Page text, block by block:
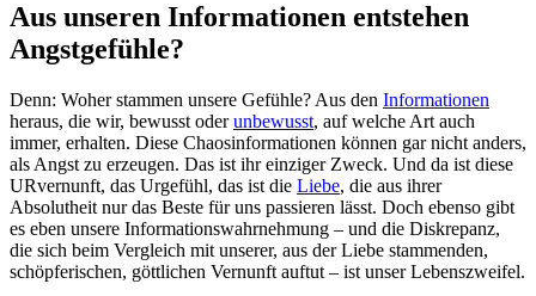
Aus unseren Informationen entstehen
Angstgefühle?
Denn: Woher stammen unsere Gefühle? Aus den Informationen
heraus, die wir, bewusst oderunbewusst, auf welche Art auch
immer, erhalten. Diese Chaosinformationen können gar nicht anders,
als Angst zu erzeugen. Das ist ihr einziger Zweck. Und da ist diese
URvernunft, das Urgefühl, das ist die Liebe, die aus ihrer
Absolutheit nur das Beste für uns passieren lässt. Doch ebenso gibt
es eben unsere Informationswahrnehmung – und die Diskrepanz,
die sich beim Vergleich mit unserer, aus der Liebe stammenden,
schöpferischen, göttlichen Vernunft auftut – ist unser Lebenszweifel.